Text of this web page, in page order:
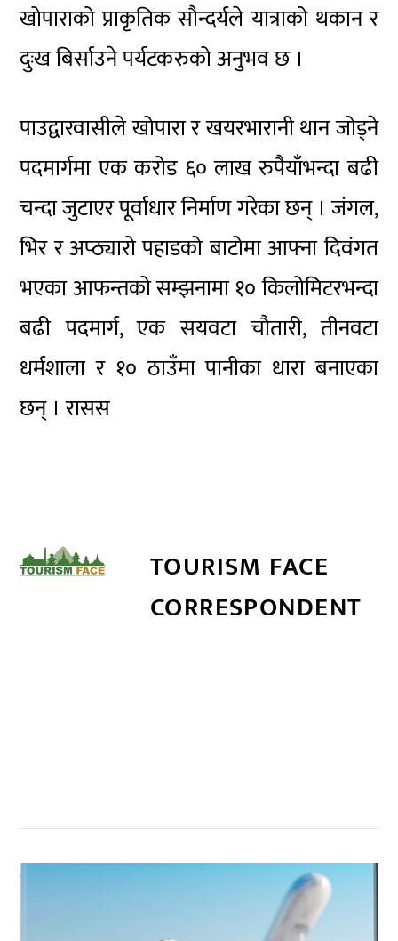
खोपाराको प्राकृतिक सौन्दर्यले यात्राको थकान र
दुःख बिर्साउने पर्यटकरुको अनुभव छ ।
पाउद्वारवासीले खोपारा र खयरभारानी थान जोड्ने
पदमार्गमा एक करोड ६० लाख रुपैयाँभन्दा बढी
चन्दा जुटाएर पूर्वाधार निर्माण गरेका छन् । जंगल,
भिर र अप्ठ्यारो पहाडको बाटोमा आफ्ना दिवंगत
भएका आफन्तको सम्झनामा १० किलोमिटरभन्दा
बढी पदमार्ग, एक सयवटा चौतारी, तीनवटा
धर्मशाला र १० ठाउँमा पानीका धारा बनाएका
छन् । रासस
TOURISM FACE
CORRESPONDENT
,